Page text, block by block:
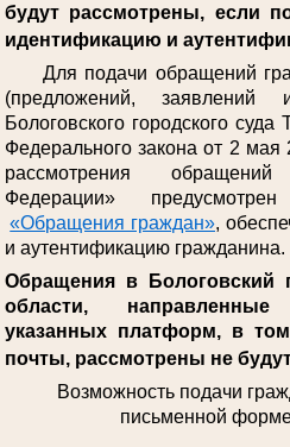
будут рассмотрены, если
идентификацию и
Для подачи обращений
(предложений,
Бологовского городского
Федерального закона от 2
рассмотрения
Федерации»
«Обращения граждан»,
и аутентификацию гражданина.
Обращения в Бологовский
области,
указанных платформ, в
почты, рассмотрены не
Возможность подачи
письменной